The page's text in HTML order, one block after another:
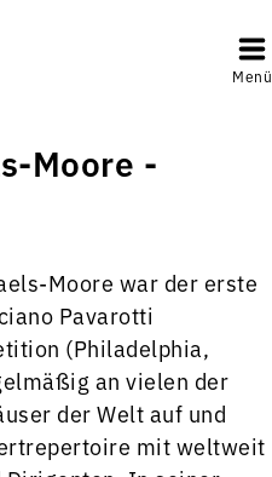
Menü
Moore -
Moore war der erste
Pavarotti
(Philadelphia,
an vielen der
der Welt auf und
mit weltweit